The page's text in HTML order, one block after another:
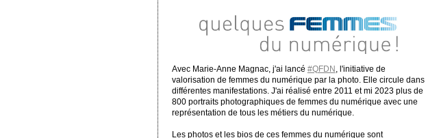
Avec Marie-Anne Magnac, j'ai lancé #QFDN
, l'initiative de
valorisation de femmes du numérique par la photo. Elle circule dans
différentes manifestations. J'ai réalisé entre 2011 et mi 2023 plus de
800 portraits photographiques de femmes du numérique avec une
représentation de tous les métiers du numérique.
Les photos et les bios de ces femmes du numérique sont